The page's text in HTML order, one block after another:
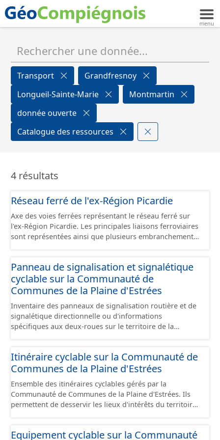
Transport
Grandfresnoy
Longueil-Sainte-Marie
Montmartin
donnée ouverte
Catalogue des ressources
4 résultats
Réseau ferré de l'ex-Région Picardie
Axe des voies ferrées représentant le réseau ferré sur
l'ex-Région Picardie. Les principales liaisons ferroviaires
sont représentées ainsi que plusieurs embranchements
sont désaffectées mais sont toujours physiquement
présentes sur le terrain.
Panneau de signalisation et signalétique
cyclable sur la Communauté de
Communes de la Plaine d'Estrées
Inventaire des panneaux de signalisation routière et de
signalétique directionnelle ou d'informations
spécifiques aux deux-roues sur le territoire de la
en cours de réalisation. Cet inventaire est en cours, la
donnée n'est donc pas exhaustive.
Itinéraire cyclable sur la Communauté de
Communes de la Plaine d'Estrées
Ensemble des itinéraires cyclables gérés par la
Communauté de Communes de la Plaine d'Estrées. Ils
permettent de desservir les lieux d'intérêts du territoire
de bonnes conditions. Ils peuvent emprunter tout type
Equipement cyclable sur la Communauté